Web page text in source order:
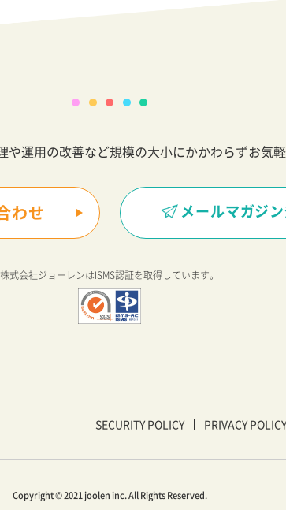
や運用の改善など規模の大小にかかわらずお気軽
わせ メールマガジ
株式会社ジョーレンはISMS認証を取得しています。
SECURITY POLICY PRIVACY POLICY
Copyright © 2021 joolen inc. All Rights Reserved.